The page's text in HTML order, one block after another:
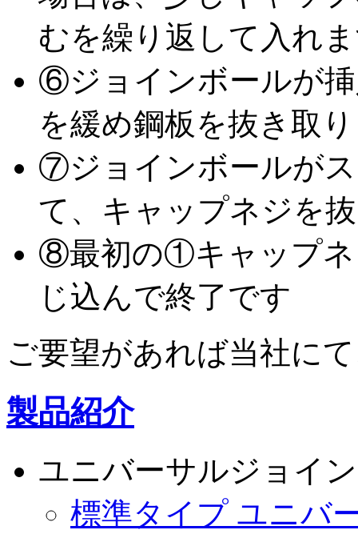
むを繰り返して入れ
⑥ジョインボールが
を緩め鋼板を抜き取
⑦ジョインボールが
て、キャップネジを
⑧最初の①キャップネ
じ込んで終了です
ご要望があれば当社に
製品紹介
ユニバーサルジョイ
標準タイプ ユニバ